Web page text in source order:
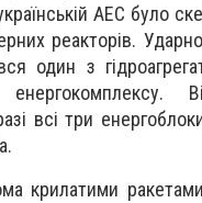
АЕС було
реакторів.
один з
всі три
крилатими